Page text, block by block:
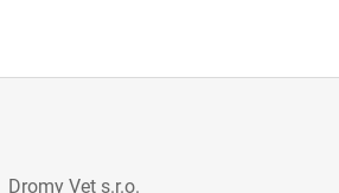
Dromy Vet s.r.o.